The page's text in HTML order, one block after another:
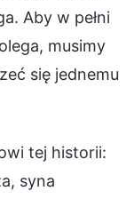
Aby w pełni
musimy
się jednemu
tej historii:
syna